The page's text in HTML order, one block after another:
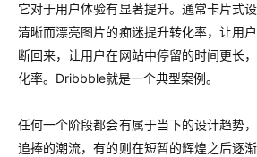
它对于用户体验有显著提升。通常卡片式
清晰而漂亮图片的痴迷提升转化率，让用
断回来，让用户在网站中停留的时间更长
化率。Dribbble就是一个典型案例。
任何一个阶段都会有属于当下的设计趋势
追捧的潮流，有的则在短暂的辉煌之后逐